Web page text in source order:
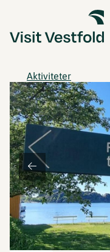
Aktiviteter